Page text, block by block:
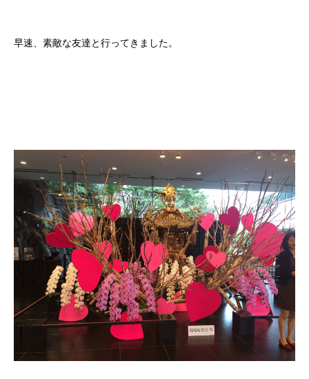
早速、素敵な友達と行ってきました。